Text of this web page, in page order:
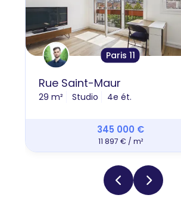
Paris 11
Rue Saint-Maur
29 m² Studio 4e ét.
345 000 €
11 897 € / m²